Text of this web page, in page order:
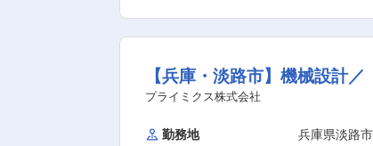
ラント設計に分かれております
だけます。 ■出張頻度 ・月平均2〜3日 ・エリア：全国 ■入社後 入社後は、まずOJTを通じて業務の流れを学んでいただきます。 ■企業の特
入している会社も多く安全性を重
【兵庫・淡路市】機械設計
プライミクス株式会社
勤務地
兵庫県淡路